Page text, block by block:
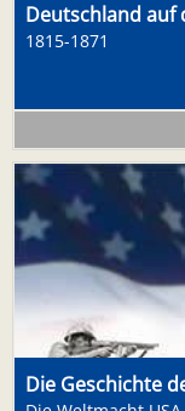
Deutschland auf
1815-1871
Die Geschichte